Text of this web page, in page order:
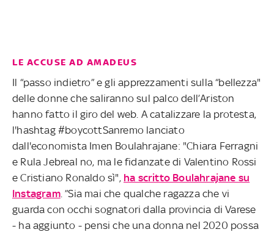
LE ACCUSE AD AMADEUS
Il “passo indietro” e gli apprezzamenti sulla “bellezza"
delle donne che saliranno sul palco dell’Ariston
hanno fatto il giro del web. A catalizzare la protesta,
l'hashtag #boycottSanremo lanciato
dall'economista Imen Boulahrajane: "Chiara Ferragni
e Rula Jebreal no, ma le fidanzate di Valentino Rossi
e Cristiano Ronaldo sì", ha scritto Boulahrajane su
Instagram. ”Sia mai che qualche ragazza che vi
guarda con occhi sognatori dalla provincia di Varese
- ha aggiunto - pensi che una donna nel 2020 possa